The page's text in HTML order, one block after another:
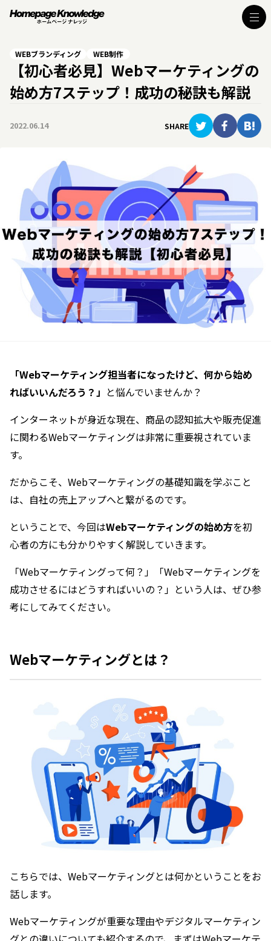
WEBブランディング WEB制作
【初心者必見】Webマーケティングの
始め方7ステップ！成功の秘訣も解説
2022.06.14 SHARE
「Webマーケティング担当者になったけど、何から始め
ればいいんだろう？」 と悩んでいませんか？
インターネットが身近な現在、商品の認知拡大や販売促進
に関わるWebマーケティングは非常に重要視されていま
す。
だからこそ、Webマーケティングの基礎知識を学ぶこと
は、自社の売上アップへと繋がるのです。
ということで、今回はWebマーケティングの始め方を初
心者の方にも分かりやすく解説していきます。
「Webマーケティングって何？」「Webマーケティングを
成功させるにはどうすればいいの？」という人は、ぜひ参
考にしてみてください。
Webマーケティングとは？
こちらでは、Webマーケティングとは何かということをお
話します。
Webマーケティングが重要な理由やデジタルマーケティン